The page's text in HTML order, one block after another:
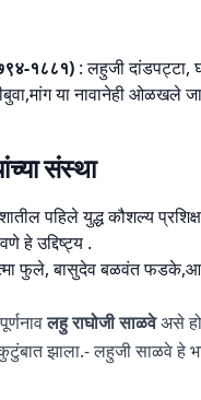
१८८१) : लहुजी दांडपट्टा,
या नावानेही ओळखले
संस्था
पहिले युद्ध कौशल्य
हे उद्दिष्ट्य .
फुले, बासुदेव बळवंत
लहु राघोजी साळवेअसे
झाला.- लहुजी साळवे हे